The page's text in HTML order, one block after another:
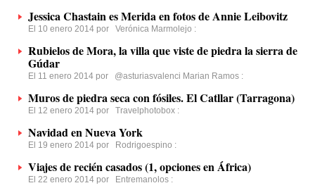
Jessica Chastain es Merida en fotos de Annie Leibovitz
El 10 enero 2014 por Verónica Marmolejo :
Rubielos de Mora, la villa que viste de piedra la sierra de
Gúdar
El 11 enero 2014 por @asturiasvalenci Marian Ramos :
Muros de piedra seca con fósiles. El Catllar (Tarragona)
El 12 enero 2014 por Travelphotobox :
Navidad en Nueva York
El 19 enero 2014 por Rodrigoespino :
Viajes de recién casados (1, opciones en África)
El 22 enero 2014 por Entremanolos :